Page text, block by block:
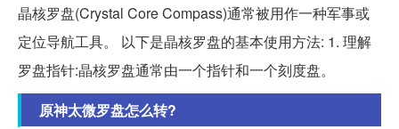
晶核罗盘(Crystal Core Compass)通常被用作一种军事或
定位导航工具。 以下是晶核罗盘的基本使用方法: 1. 理解
罗盘指针:晶核罗盘通常由一个指针和一个刻度盘。
原神太微罗盘怎么转?